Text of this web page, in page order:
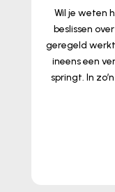
Wil je weten
beslissen
geregeld
ineens een
springt. In